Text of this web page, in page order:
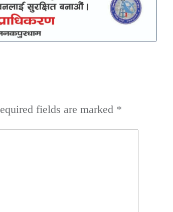
fields are marked *